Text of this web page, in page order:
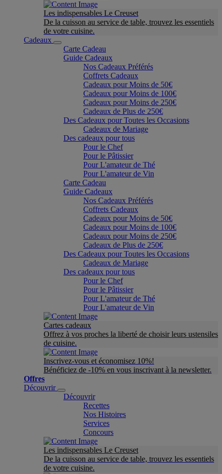
Les indispensables Le Creuset
De la cuisson au service de table, trouvez les essentiels
de votre cuisine.
Cadeaux
Carte Cadeau
Guide Cadeaux
Nos Cadeaux Préférés
Coffrets Cadeaux
Cadeaux pour Moins de 50€
Cadeaux pour Moins de 100€
Cadeaux pour Moins de 250€
Cadeaux de Plus de 250€
Des Cadeaux pour Toutes les Occasions
Cadeaux de Mariage
Des cadeaux pour tous
Pour le Chef
Pour le Pâtissier
Pour L'amateur de Thé
Pour L'amateur de Vin
Carte Cadeau
Guide Cadeaux
Nos Cadeaux Préférés
Coffrets Cadeaux
Cadeaux pour Moins de 50€
Cadeaux pour Moins de 100€
Cadeaux pour Moins de 250€
Cadeaux de Plus de 250€
Des Cadeaux pour Toutes les Occasions
Cadeaux de Mariage
Des cadeaux pour tous
Pour le Chef
Pour le Pâtissier
Pour L'amateur de Thé
Pour L'amateur de Vin
Cartes cadeaux
Offrez à vos proches la liberté de choisir leurs ustensiles
de cuisine.
Inscrivez-vous et économisez 10%!
Bénéficiez de -10% en vous inscrivant à la newsletter.
Offres
Découvrir
Découvrir
Recettes
Nos Histoires
Services
Concours
Les indispensables Le Creuset
De la cuisson au service de table, trouvez les essentiels
de votre cuisine.